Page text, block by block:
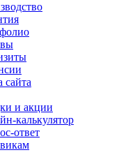
сайта
и акции
калькулятор
ответ